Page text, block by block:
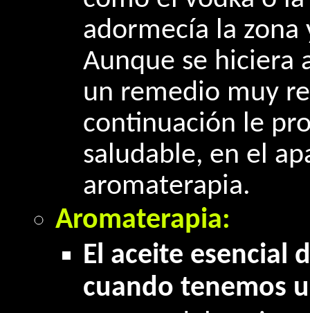
adormecía la
Aunque se hiciera
un remedio muy
continuación le
saludable, en el
aromaterapia.
Aromaterapia:
El aceite esencial
cuando tenemos